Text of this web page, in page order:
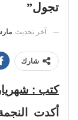
تجول”
آخر تحديث مارس 8,
شارك
كتب :
أكدت